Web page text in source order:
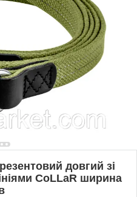
довгий зі
CoLLaR ширина